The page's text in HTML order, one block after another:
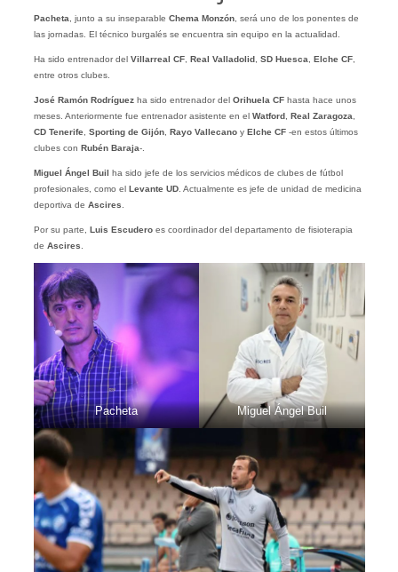
Pacheta , junto a su inseparable Chema Monzón, será uno de los ponentes de
las jornadas. El técnico burgalés se encuentra sin equipo en la actualidad.
Ha sido entrenador del Villarreal CF, Real Valladolid, SD Huesca Elche CF,
entre otros clubes.
José Ramón Rodríguezha sido entrenador del Orihuela CFhasta hace unos
meses. Anteriormente fue entrenador asistente en el Watford, Real Zaragoza
CD Tenerife, Sporting de Gijón, Rayo Vallecanoy Elche CF-en estos últimos
clubes con Rubén Baraja-.
Miguel Ángel Buil ha sido jefe de los servicios médicos de clubes de fútbol
profesionales, como el Levante UD. Actualmente es jefe de unidad de medicina
deportiva de Ascires
Por su parte, Luis Escuderoes coordinador del departamento de fisioterapia
de Ascires
Pacheta Miguel Ángel Buil